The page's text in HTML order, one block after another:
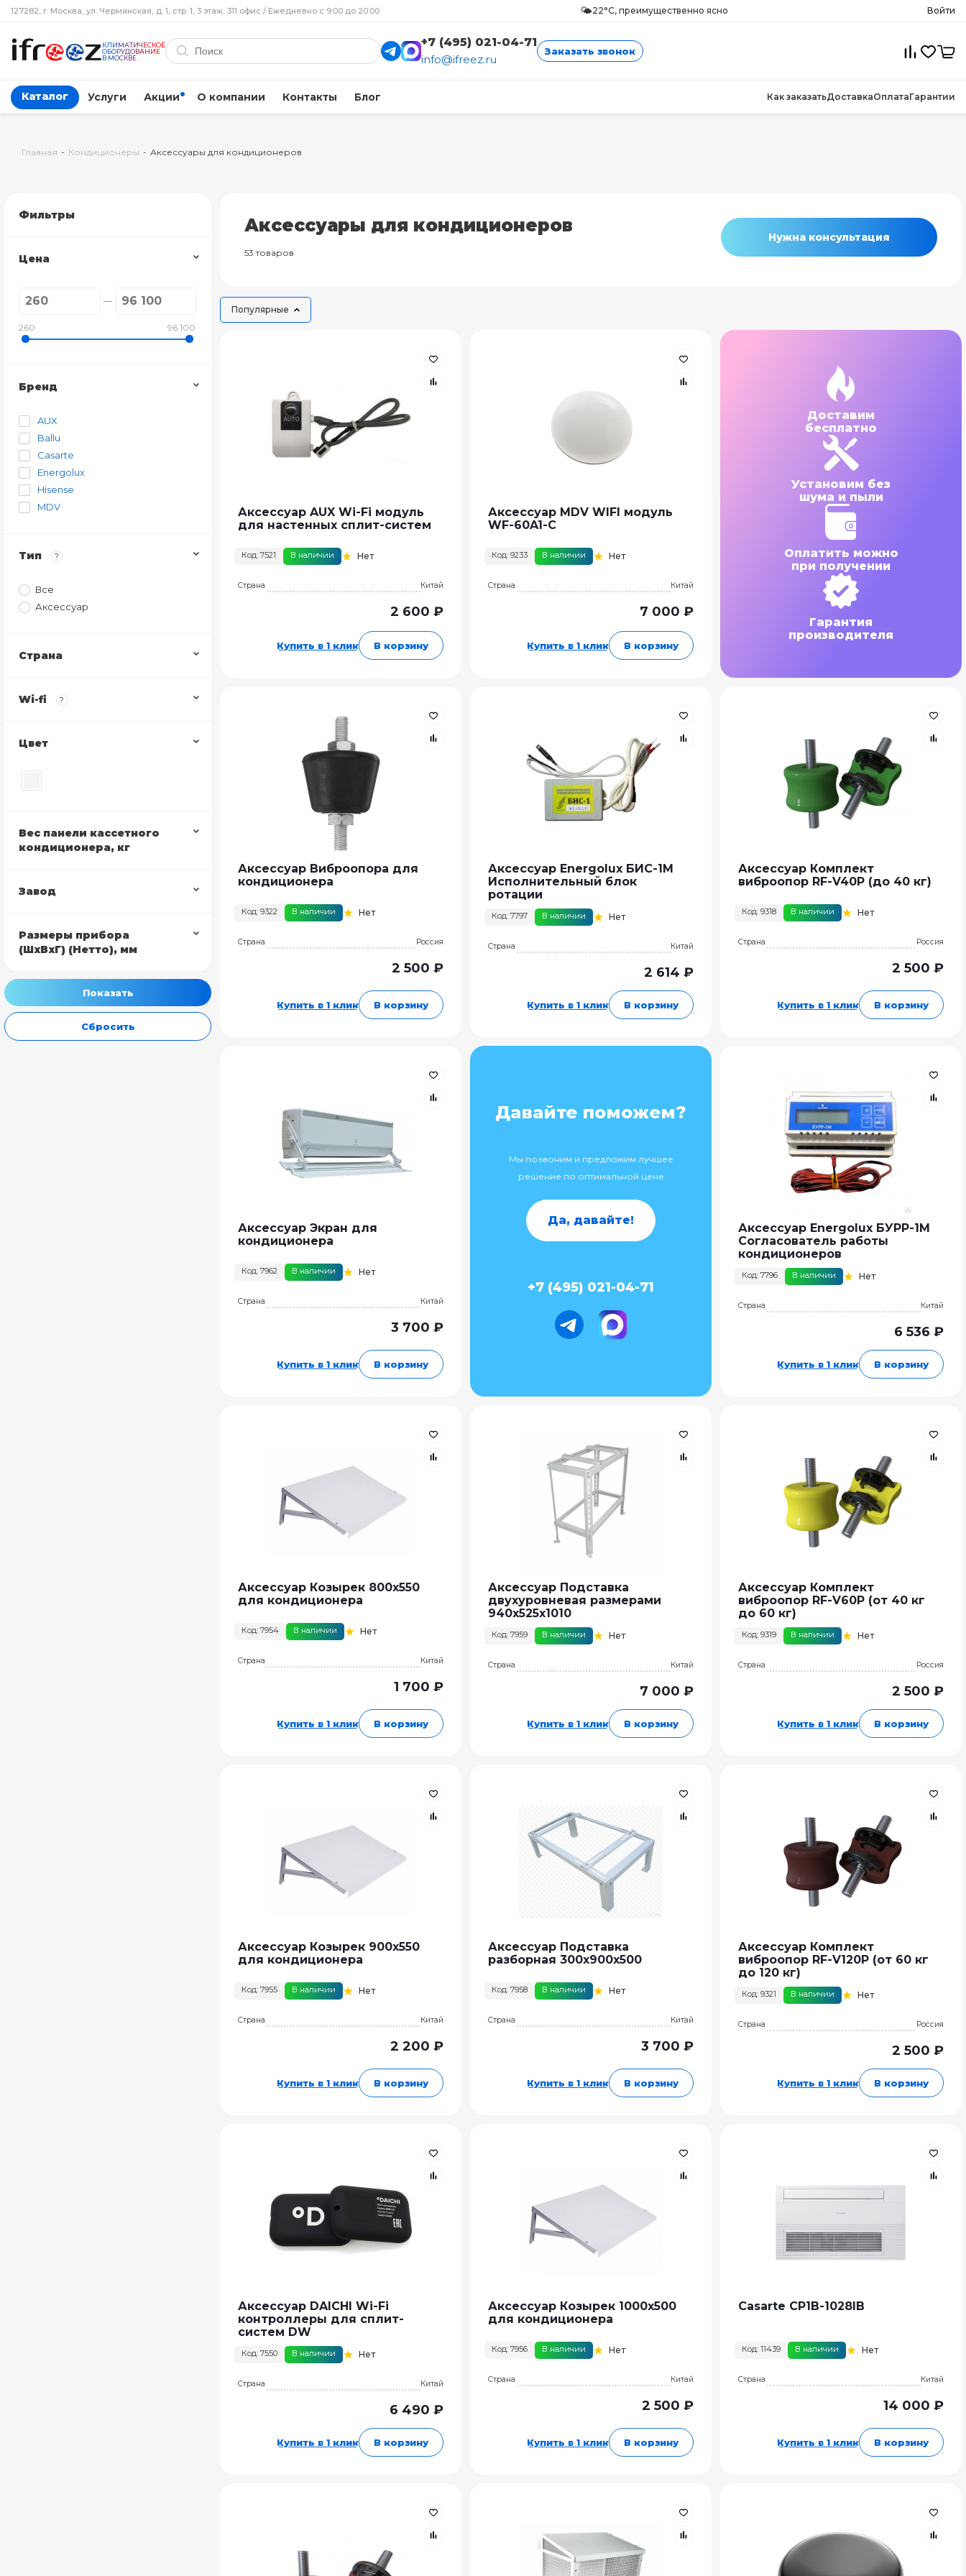
127282, г. Москва, ул. Чермянская, д. 1, стр. 1, 3 этаж, 311 офис / Ежедневно с 9:00 до 20:00 🌤️22°C, преимущественно ясно Войти
КЛИМАТИЧЕСКОЕ
ОБОРУДОВАНИЕ
В МОСКВЕ
+7 (495) 021-04-71
info@ifreez.ru
Заказать звонок
Каталог Услуги Акции О компании Контакты Блог Как заказатьДоставкаОплатаГарантии
Главная - Кондиционеры - Аксессуары для кондиционеров
Аксессуары для кондиционеров
53 товаров
Нужна консультация
Популярные
Аксессуар AUX Wi-Fi модуль
для настенных сплит-систем
Код: 7521 В наличии Нет
Страна Китай
2 600 ₽
Купить в 1 клик В корзину
Аксессуар MDV WIFI модуль
WF-60A1-C
Код: 9233 В наличии Нет
Страна Китай
7 000 ₽
Купить в 1 клик В корзину
Доставим
бесплатно
Установим без
шума и пыли
Оплатить можно
при получении
Гарантия
производителя
Аксессуар Виброопора для
кондиционера
Код: 9322 В наличии Нет
Страна Россия
2 500 ₽
Купить в 1 клик В корзину
Аксессуар Energolux БИС-1М
Исполнительный блок
ротации
Код: 7797 В наличии Нет
Страна Китай
2 614 ₽
Купить в 1 клик В корзину
Аксессуар Комплект
виброопор RF-V40P (до 40 кг)
Код: 9318 В наличии Нет
Страна Россия
2 500 ₽
Купить в 1 клик В корзину
Аксессуар Экран для
кондиционера
Код: 7962 В наличии Нет
Страна Китай
3 700 ₽
Купить в 1 клик В корзину
Давайте поможем?
Мы позвоним и предложим лучшее
решение по оптимальной цене
Да, давайте!
+7 (495) 021-04-71
Аксессуар Energolux БУРР-1М
Согласователь работы
кондиционеров
Код: 7796 В наличии Нет
Страна Китай
6 536 ₽
Купить в 1 клик В корзину
Аксессуар Козырек 800х550
для кондиционера
Код: 7954 В наличии Нет
Страна Китай
1 700 ₽
Купить в 1 клик В корзину
Аксессуар Подставка
двухуровневая размерами
940x525x1010
Код: 7959 В наличии Нет
Страна Китай
7 000 ₽
Купить в 1 клик В корзину
Аксессуар Комплект
виброопор RF-V60P (от 40 кг
до 60 кг)
Код: 9319 В наличии Нет
Страна Россия
2 500 ₽
Купить в 1 клик В корзину
Аксессуар Козырек 900х550
для кондиционера
Код: 7955 В наличии Нет
Страна Китай
2 200 ₽
Купить в 1 клик В корзину
Аксессуар Подставка
разборная 300x900x500
Код: 7958 В наличии Нет
Страна Китай
3 700 ₽
Купить в 1 клик В корзину
Аксессуар Комплект
виброопор RF-V120P (от 60 кг
до 120 кг)
Код: 9321 В наличии Нет
Страна Россия
2 500 ₽
Купить в 1 клик В корзину
Аксессуар DAICHI Wi-Fi
контроллеры для сплит-
систем DW
Код: 7550 В наличии Нет
Страна Китай
6 490 ₽
Купить в 1 клик В корзину
Аксессуар Козырек 1000х500
для кондиционера
Код: 7956 В наличии Нет
Страна Китай
2 500 ₽
Купить в 1 клик В корзину
Casarte CP1B-1028IB
Код: 11439 В наличии Нет
Страна Китай
14 000 ₽
Купить в 1 клик В корзину
Фильтры
Цена
260 96 100
Бренд
AUX
Ballu
Casarte
Energolux
Hisense
MDV
Тип ?
Все
Аксессуар
Страна
Wi-fi ?
Цвет
Вес панели кассетного
кондиционера, кг
Завод
Размеры прибора
(ШхВхГ) (Нетто), мм
Сбросить